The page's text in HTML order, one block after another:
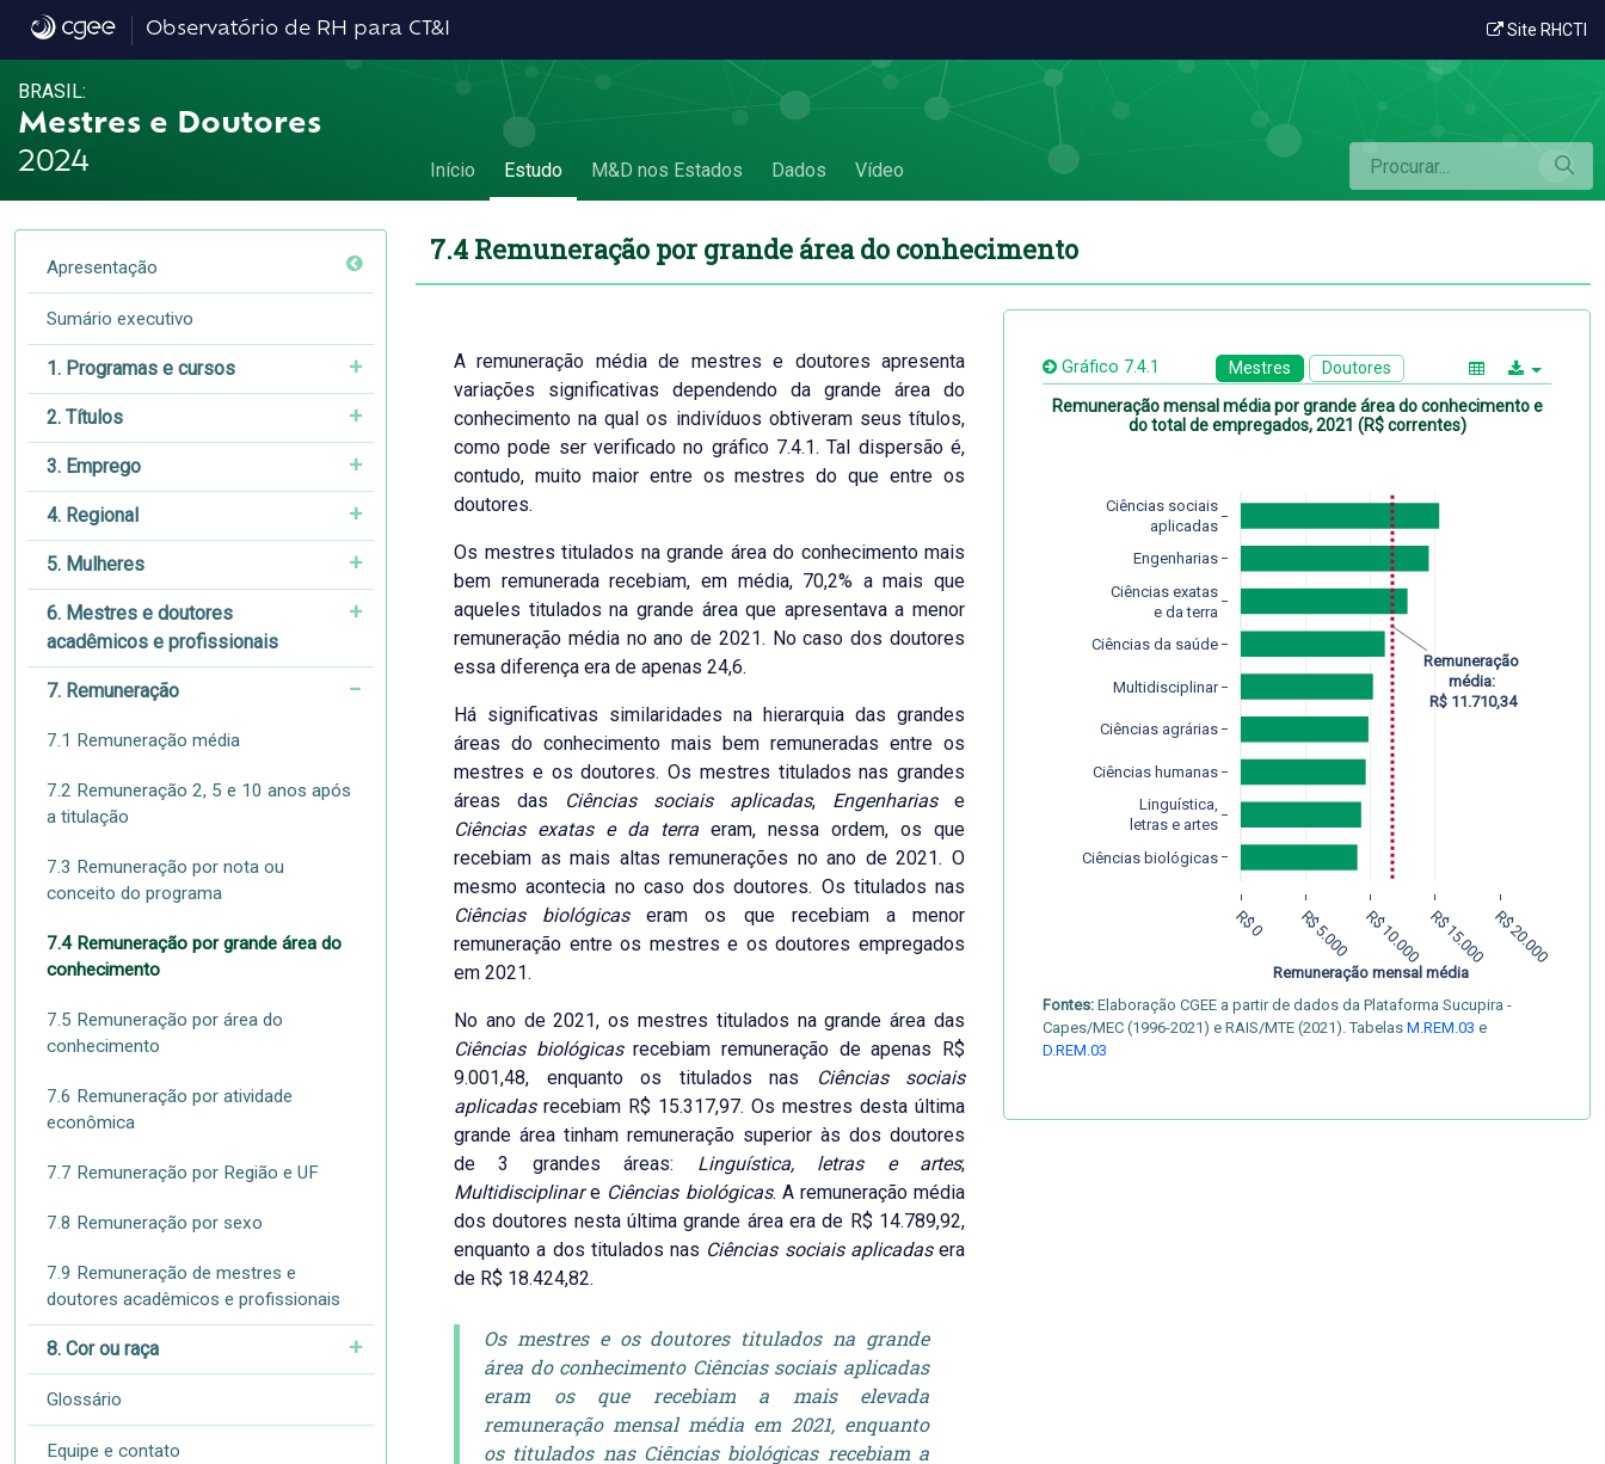
7.4 Remuneração por grande área do conhecimento - 7.4 Remuneração por grande área do conhecimento
Observatório de RH para CT&I Site RHCTI
BRASIL:
Mestres e Doutores
2024
Início Estudo M&D nos Estados Dados Vídeo
Apresentação
Sumário executivo
1. Programas e cursos
2. Títulos
3. Emprego
4. Regional
5. Mulheres
6. Mestres e doutores
acadêmicos e profissionais
7. Remuneração
7.1 Remuneração média
7.2 Remuneração 2, 5 e 10 anos após
a titulação
7.3 Remuneração por nota ou
conceito do programa
7.4 Remuneração por grande área do
conhecimento
7.5 Remuneração por área do
conhecimento
7.6 Remuneração por atividade
econômica
7.7 Remuneração por Região e UF
7.8 Remuneração por sexo
7.9 Remuneração de mestres e
doutores acadêmicos e profissionais
8. Cor ou raça
Glossário
Equipe e contato
7.4 Remuneração por grande área do conhecimento
A remuneração média de mestres e doutores apresenta
variações significativas dependendo da grande área do
conhecimento na qual os indivíduos obtiveram seus títulos,
como pode ser verificado no gráfico 7.4.1. Tal dispersão é,
contudo, muito maior entre os mestres do que entre os
doutores.
Os mestres titulados na grande área do conhecimento mais
bem remunerada recebiam, em média, 70,2% a mais que
aqueles titulados na grande área que apresentava a menor
remuneração média no ano de 2021. No caso dos doutores
essa diferença era de apenas 24,6.
Há significativas similaridades na hierarquia das grandes
áreas do conhecimento mais bem remuneradas entre os
mestres e os doutores. Os mestres titulados nas grandes
áreas das
Ciências sociais aplicadas, Engenhariase
Ciências exatas e da terra eram, nessa ordem, os que
recebiam as mais altas remunerações no ano de 2021. O
mesmo acontecia no caso dos doutores. Os titulados nas
Ciências biológicaseram os que recebiam a menor
remuneração entre os mestres e os doutores empregados
em 2021.
No ano de 2021, os mestres titulados na grande área das
Ciências biológicasrecebiam remuneração de apenas R$
9.001,48, enquanto os titulados nas
Ciências sociais
aplicadas recebiam R$ 15.317,97. Os mestres desta última
grande área tinham remuneração superior às dos doutores
de 3 grandes áreas: Linguística, letras e artes;
Multidisciplinare Ciências biológicas. A remuneração média
dos doutores nesta última grande área era de R$ 14.789,92,
enquanto a dos titulados nas Ciências sociais aplicadasera
de R$ 18.424,82.
Os mestres e os doutores titulados na grande
área do conhecimento Ciências sociais aplicadas
eram os que recebiam a mais elevada
remuneração mensal média em 2021, enquanto
os titulados nas Ciências biológicas recebiam a
Gráfico 7.4.1 Mestres Doutores
Remuneração mensal média por grande área do conhecimento e
do total de empregados, 2021 (R$ correntes)
R$ 0 R$ 5.000 R$ 10.000R$ 15.000R$ 20.000
Ciências biológicas
Linguística,
letras e artes
Ciências humanas
Ciências agrárias
Multidisciplinar
Ciências da saúde
Ciências exatas
e da terra
Engenharias
Ciências sociais
aplicadas
Remuneração mensal média
Remuneração
média:
R$ 11.710,34
Fontes: Elaboração CGEE a partir de dados da Plataforma Sucupira -
Capes/MEC (1996-2021) e RAIS/MTE (2021). Tabelas M.REM.03 e
D.REM.03